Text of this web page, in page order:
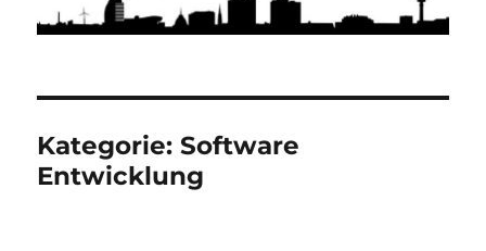
Kategorie:Software
Entwicklung